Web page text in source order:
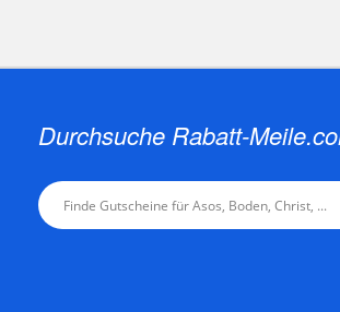
Durchsuche Rabatt-